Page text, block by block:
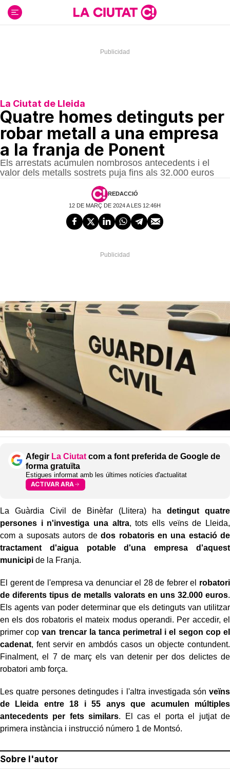
contenido
La Ciutat de Lleida
Quatre homes detinguts per
robar metall a una empresa
a la franja de Ponent
Els arrestats acumulen nombrosos antecedents i el
valor dels metalls sostrets puja fins als 32.000 euros
REDACCIÓ
12 DE MARÇ DE 2024 A LES 12:46H
Afegir La Ciutat com a font preferida de Google de
forma gratuïta
Estigues informat amb les últimes notícies d'actualitat
ACTIVAR ARA
La Guàrdia Civil de Binèfar (Llitera) ha detingut quatre
persones i n'investiga una altra, tots ells veïns de Lleida,
com a suposats autors de dos robatoris en una estació de
tractament d'aigua potable d'una empresa d'aquest
municipi de la Franja.
El gerent de l'empresa va denunciar el 28 de febrer el robatori
de diferents tipus de metalls valorats en uns 32.000 euros.
Els agents van poder determinar que els detinguts van utilitzar
en els dos robatoris el mateix modus operandi. Per accedir, el
primer cop van trencar la tanca perimetral i el segon cop el
cadenat, fent servir en ambdós casos un objecte contundent.
Finalment, el 7 de març els van detenir per dos delictes de
robatori amb força.
Les quatre persones detingudes i l'altra investigada són veïns
de Lleida entre 18 i 55 anys que acumulen múltiples
antecedents per fets similars. El cas el porta el jutjat de
primera instància i instrucció número 1 de Montsó.
Sobre l'autor